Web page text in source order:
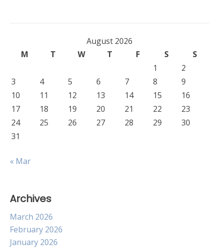
August 2026
M
T W T F S
S
1
2
3
4 5 6 7 8
9
10
11 12 13 14 15
16
17
18 19 20 21 22
23
24
25 26 27 28 29
30
31
« Mar
Archives
March 2026
February 2026
January 2026